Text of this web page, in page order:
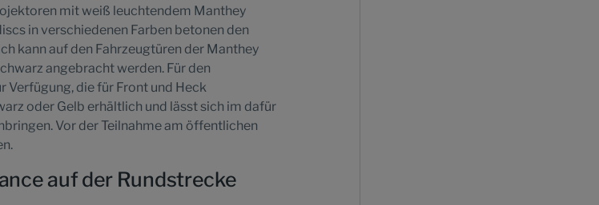
mit weiß leuchtendem Manthey
in verschiedenen Farben betonen den
kann auf den Fahrzeugtüren der Manthey
angebracht werden. Für den
Verfügung, die für Front und Heck
oder Gelb erhältlich und lässt sich im dafür
Vor der Teilnahme am öffentlichen
auf der Rundstrecke